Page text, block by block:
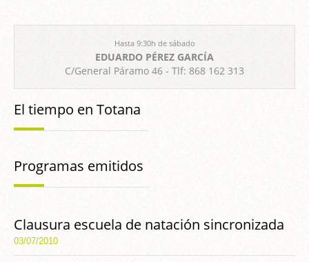
Programas emitidos
Clausura escuela de natación sincronizada
03/07/2010
Hasta 9:30h de sábado
EDUARDO PÉREZ GARCÍA
C/General Páramo 46 - Tlf: 868 162 313
El tiempo en Totana